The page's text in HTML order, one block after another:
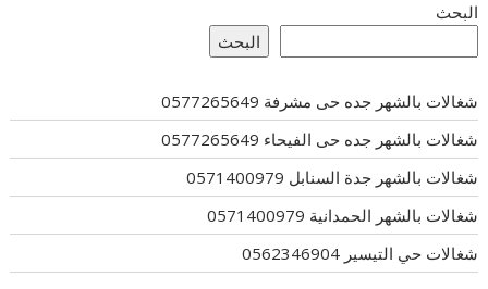
البحث
البحث
شغالات بالشهر جده حى مشرفة 0577265649
شغالات بالشهر جده حى الفيحاء 0577265649
شغالات بالشهر جدة السنابل 0571400979
شغالات بالشهر الحمدانية 0571400979
شغالات حي التيسير 0562346904